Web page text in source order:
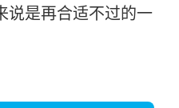
说是再合适不过的一